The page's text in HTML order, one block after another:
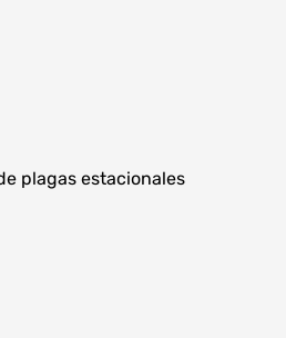
plagas estacionales